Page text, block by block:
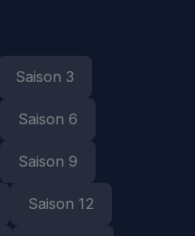
Saison 3
Saison 6
Saison 9
Saison 12